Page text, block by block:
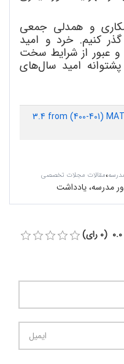
و همدلی جمعی
کنیم. خرد و امید
و عبور از شرایط سخت
امید سالهای
3.4 from (400-401)
،مقالات مجلات تخصصی
مدرسه، یادداشت